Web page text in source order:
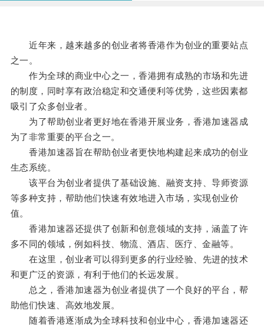
近年来，越来越多的创业者将香港作为创业的重要站点
之一。
作为全球的商业中心之一，香港拥有成熟的市场和先进
的制度，同时享有政治稳定和交通便利等优势，这些因素都
吸引了众多创业者。
为了帮助创业者更好地在香港开展业务，香港加速器成
为了非常重要的平台之一。
香港加速器旨在帮助创业者更快地构建起来成功的创业
生态系统。
该平台为创业者提供了基础设施、融资支持、导师资源
等多种支持，帮助他们快速有效地进入市场，实现创业价
值。
香港加速器还提供了创新和创意领域的支持，涵盖了许
多不同的领域，例如科技、物流、酒店、医疗、金融等。
在这里，创业者可以得到更多的行业经验、先进的技术
和更广泛的资源，有利于他们的长远发展。
总之，香港加速器为创业者提供了一个良好的平台，帮
助他们快速、高效地发展。
随着香港逐渐成为全球科技和创业中心，香港加速器还